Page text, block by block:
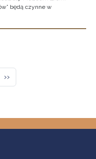
będą czynne w
Następna strona
››